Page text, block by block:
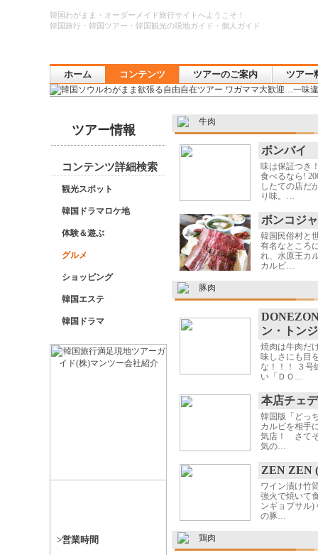
韓国わがまま・オーダーメイド旅行サイトへようこそ！
韓国旅行・韓国ツアー・韓国観光の現地ガイド・個人ガイド
ホーム コンテンツ ツアーのご案内 ツアー
ツアー情報
コンテンツ詳細検索
観光スポット
韓国ドラマロケ地
体験＆遊ぶ
グルメ
ショッピング
韓国エステ
韓国ドラマ
>営業時間
牛肉
ボンバイ
味は保証つき
食べるなら!
したての店だ
り味。…
ボンコジ
韓国民俗村と
有名なところ
れ、水原王カ
カルビ…
豚肉
ン・トン
焼肉は牛肉だ
味しさにも目
な！！！ ３号
い「ＤＯ…
本店チェ
韓国版「どっ
カルビを相手
気店！ さて
気の…
ZEN ZEN
ワイン漬け竹
強火で焼いて
ンギョプサル)
の豚…
鶏肉